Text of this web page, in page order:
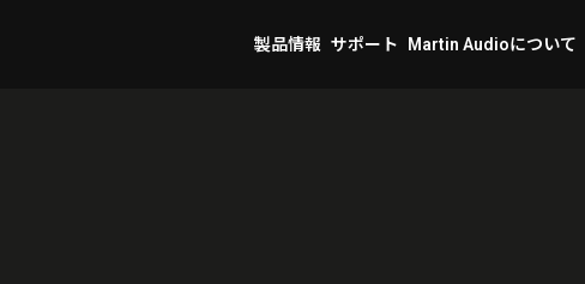
製品情報 サポート Martin Audioについて